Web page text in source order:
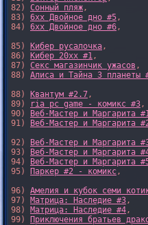
82) Сонный пляж,
83) 6xx Двойное дно #5,
84) 6xx Двойное дно #6,
85)
Кибер русалочка,
86)
Кибер 20xx #1,
87) Секс магазинчик ужасов ,
88) Алиса и Тайна 3 планеты
88)
Квантум #2.7,
89)
ria pc game - комикс #3,
90)
Веб-Мастер и Маргарита
91)
Веб-Мастер и Маргарита
92)
Веб-Мастер и Маргарита
93)
Веб-Мастер и Маргарита
94)
Веб-Мастер и Маргарита
95)
Паркер #2 - комикс,
96) Амелия и кубок семи
97) Матрица: Наследие #3,
98) Матрица: Наследие #4,
99)
Приключения братьев